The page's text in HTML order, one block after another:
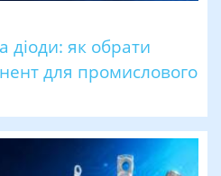
діоди: як обрати
для промислового